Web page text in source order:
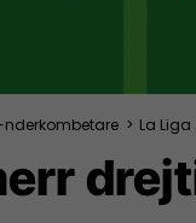
nderkombetare > La Liga